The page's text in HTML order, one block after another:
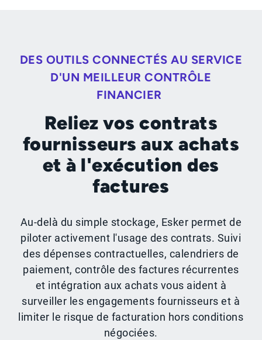
DES OUTILS CONNECTÉS AU SERVICE
D'UN MEILLEUR CONTRÔLE
FINANCIER
Reliez vos contrats
fournisseurs aux achats
et à l'exécution des
factures
Au-delà du simple stockage, Esker permet de
piloter activement l'usage des contrats. Suivi
des dépenses contractuelles, calendriers de
paiement, contrôle des factures récurrentes
et intégration aux achats vous aident à
surveiller les engagements fournisseurs et à
limiter le risque de facturation hors conditions
négociées.